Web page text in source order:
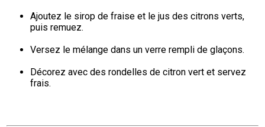
Ajoutez le sirop de fraise et le jus des citrons verts,
puis remuez.
Versez le mélange dans un verre rempli de glaçons.
Décorez avec des rondelles de citron vert et servez
frais.